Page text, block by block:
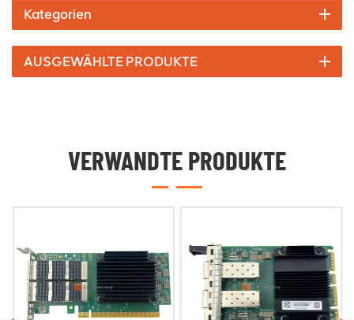
Kategorien
AUSGEWÄHLTE PRODUKTE
VERWANDTE PRODUKTE